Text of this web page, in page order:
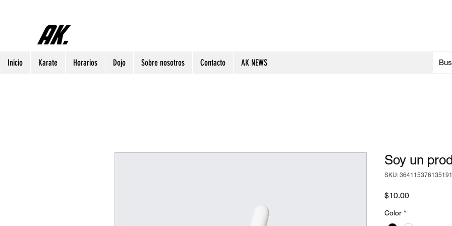
Inicio Karate Horarios Dojo Sobre nosotros Contacto AK NEWS
Soy un
SKU: 364115376135191
$10.00Precio
Color *